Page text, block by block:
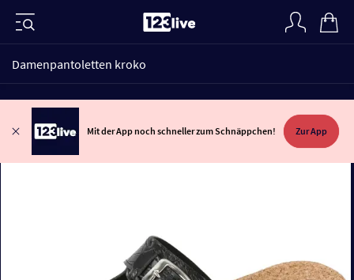
Damenpantoletten kroko
Mit der App noch schneller zum Schnäppchen! Zur App